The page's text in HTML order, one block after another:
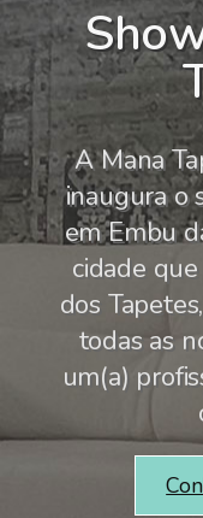
A Mana
inaugura o
em Embu
cidade
dos
todas as
um(a)